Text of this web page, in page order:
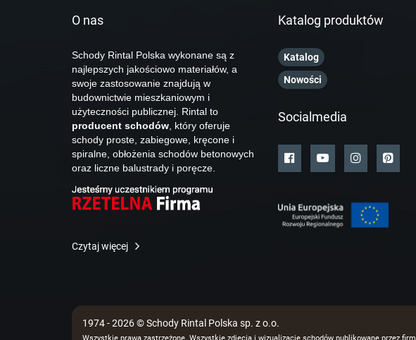
O nas
Schody Rintal Polska wykonane są z
najlepszych jakościowo materiałów, a
swoje zastosowanie znajdują w
budownictwie mieszkaniowym i
użyteczności publicznej. Rintal to
producent schodów , który oferuje
schody proste, zabiegowe, kręcone i
spiralne, obłożenia schodów betonowych
oraz liczne balustrady i poręcze.
Czytaj więcej
Katalog produktów
Katalog
Nowości
Socialmedia
1974 - 2026 © Schody Rintal Polska sp. z o.o.